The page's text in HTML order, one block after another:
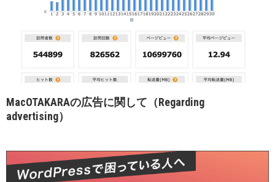
MacOTAKARAの広告に関して（Regarding
advertising）